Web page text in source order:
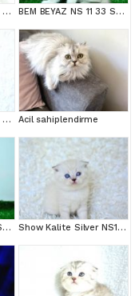
MUHTEŞEM TOP KAFA GRİ SCOTTİSH FOLD BEM BEYAZ NS 11 33 SCOTTİSH FOLD
MUHTEŞEM TOP KAFA GRİ SCOTTİSH YAVRULAR Acil sahiplendirme
BEM BEYAZ NS 11 33 SCOTTİSH FOLD Show Kalite Silver NS1133 Scottish Fold Yavrumuz